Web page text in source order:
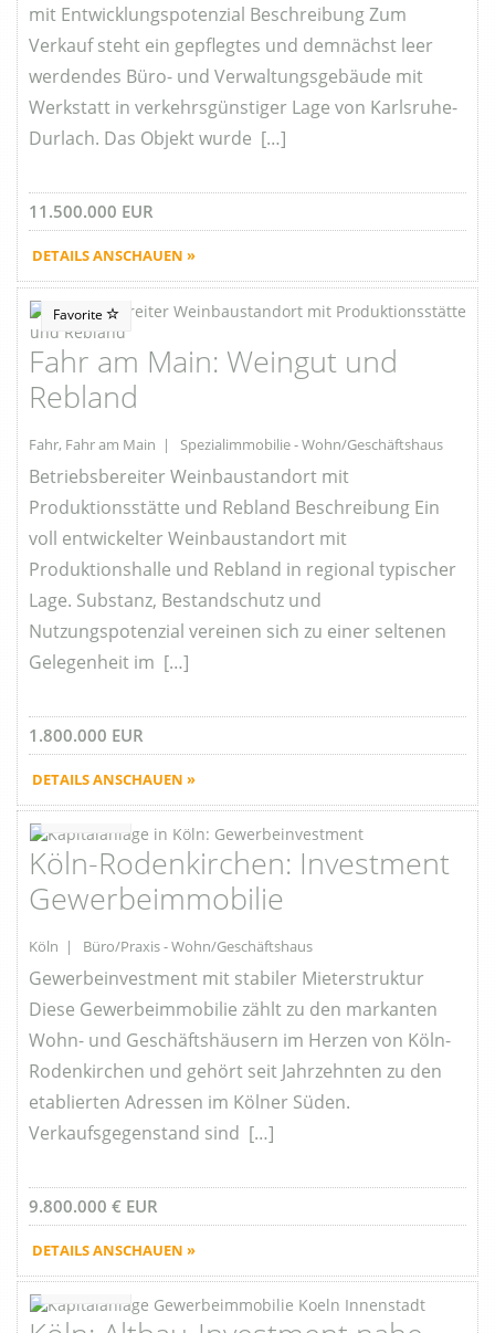
mit Entwicklungspotenzial Beschreibung Zum
Verkauf steht ein gepflegtes und demnächst leer
werdendes Büro- und Verwaltungsgebäude mit
Werkstatt in verkehrsgünstiger Lage von Karlsruhe-
Durlach. Das Objekt wurde […]
11.500.000 EUR
DETAILS ANSCHAUEN »
Favorite
Fahr am Main: Weingut und
Rebland
Fahr, Fahr am Main | Spezialimmobilie - Wohn/Geschäftshaus
Betriebsbereiter Weinbaustandort mit
Produktionsstätte und Rebland Beschreibung Ein
voll entwickelter Weinbaustandort mit
Produktionshalle und Rebland in regional typischer
Lage. Substanz, Bestandschutz und
Nutzungspotenzial vereinen sich zu einer seltenen
Gelegenheit im […]
1.800.000 EUR
DETAILS ANSCHAUEN »
Favorite
Köln-Rodenkirchen: Investment
Gewerbeimmobilie
Köln | Büro/Praxis - Wohn/Geschäftshaus
Gewerbeinvestment mit stabiler Mieterstruktur
Diese Gewerbeimmobilie zählt zu den markanten
Wohn- und Geschäftshäusern im Herzen von Köln-
Rodenkirchen und gehört seit Jahrzehnten zu den
etablierten Adressen im Kölner Süden.
Verkaufsgegenstand sind […]
9.800.000 € EUR
DETAILS ANSCHAUEN »
Favorite